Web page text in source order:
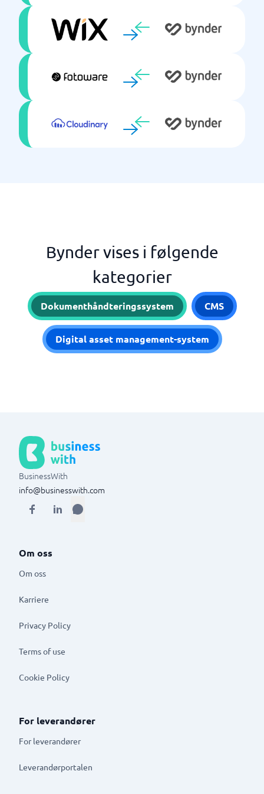
Bynder vises i følgende
kategorier
Dokumenthåndteringssystem CMS
Digital asset management-system
BusinessWith
info@businesswith.com
Om oss
Om oss
Karriere
Privacy Policy
Terms of use
Cookie Policy
For leverandører
For leverandører
Leverandørportalen